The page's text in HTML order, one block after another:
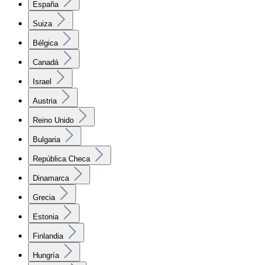
España
Suiza
Bélgica
Canadá
Israel
Austria
Reino Unido
Bulgaria
República Checa
Dinamarca
Grecia
Estonia
Finlandia
Hungría